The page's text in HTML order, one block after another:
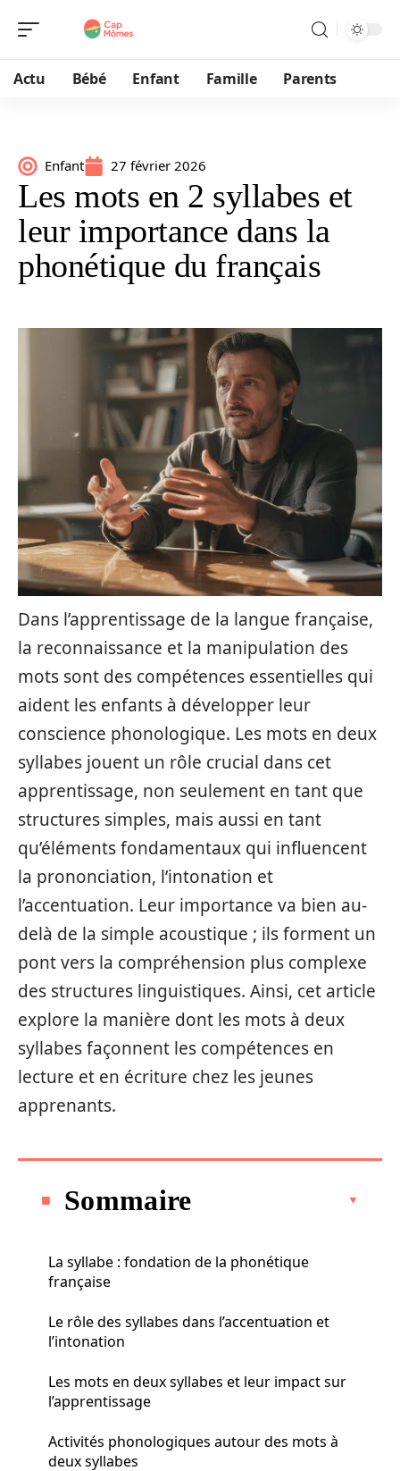
Actu Bébé Enfant Famille Parents
Enfant 27 février 2026
Les mots en 2 syllabes et
leur importance dans la
phonétique du français
Dans l’apprentissage de la langue française,
la reconnaissance et la manipulation des
mots sont des compétences essentielles qui
aident les enfants à développer leur
conscience phonologique. Les mots en deux
syllabes jouent un rôle crucial dans cet
apprentissage, non seulement en tant que
structures simples, mais aussi en tant
qu’éléments fondamentaux qui influencent
la prononciation, l’intonation et
l’accentuation. Leur importance va bien au-
delà de la simple acoustique ; ils forment un
pont vers la compréhension plus complexe
des structures linguistiques. Ainsi, cet article
explore la manière dont les mots à deux
syllabes façonnent les compétences en
lecture et en écriture chez les jeunes
apprenants.
Sommaire
La syllabe : fondation de la phonétique
française
Le rôle des syllabes dans l’accentuation et
l’intonation
Les mots en deux syllabes et leur impact sur
l’apprentissage
Activités phonologiques autour des mots à
deux syllabes